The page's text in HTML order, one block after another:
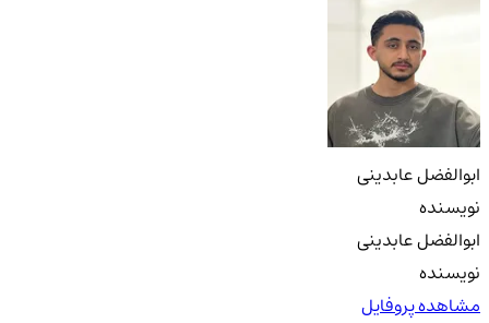
ابوالفضل عابدینی
نویسنده
ابوالفضل عابدینی
نویسنده
مشاهده پروفایل